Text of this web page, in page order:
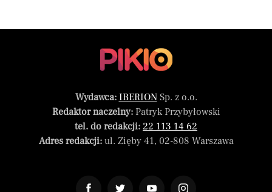
Wydawca: IBERIONSp. z o.o.
Redaktor naczelny:Patryk Przybyłowski
tel. do redakcji: 22 113 14 62
Adres redakcji:ul. Zięby 41, 02-808 Warszawa